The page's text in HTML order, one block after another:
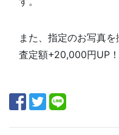
また、指定のお写真
査定額+20,000円UP